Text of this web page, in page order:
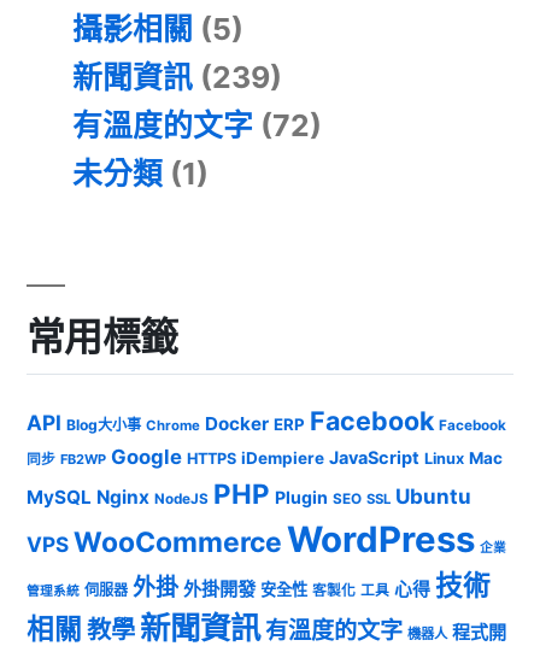
攝影相關 (5)
新聞資訊 (239)
有溫度的文字 (72)
未分類 (1)
常用標籤
API Blog大小事 Chrome Docker ERP Facebook Facebook
同步 FB2WP Google HTTPS iDempiere JavaScript Linux Mac
MySQL Nginx NodeJS PHP Plugin SEO SSL Ubuntu
VPSWooCommerceWordPress 企業
管理系統 伺服器 外掛 外掛開發 安全性 客製化 工具 心得 技術
相關 教學 新聞資訊有溫度的文字 機器人 程式開